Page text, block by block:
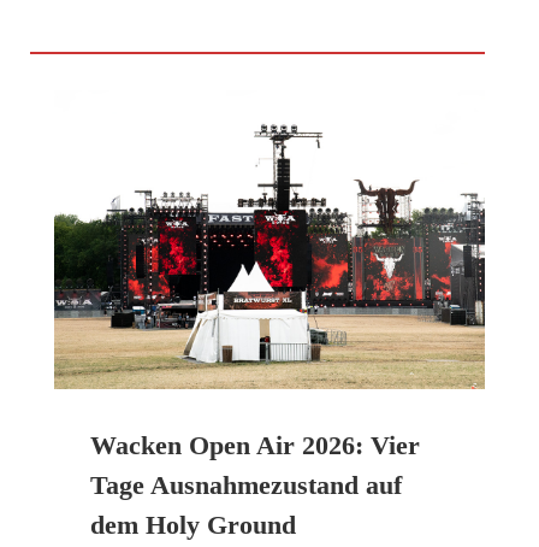
Wacken Open Air 2026: Vier
Tage Ausnahmezustand auf
dem Holy Ground